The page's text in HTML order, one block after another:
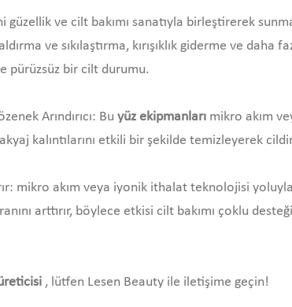
ve cilt bakımı sanatıyla birleştirerek
ve sıkılaştırma, kırışıklık giderme ve
pürüzsüz bir cilt durumu.
Arındırıcı: Bu yüz ekipmanları mikro akım
kalıntılarını etkili bir şekilde temizleyerek
mikro akım veya iyonik ithalat teknolojisi
arttırır, böylece etkisi cilt bakımı çoklu
, lütfen Lesen Beauty ile iletişime geçin!